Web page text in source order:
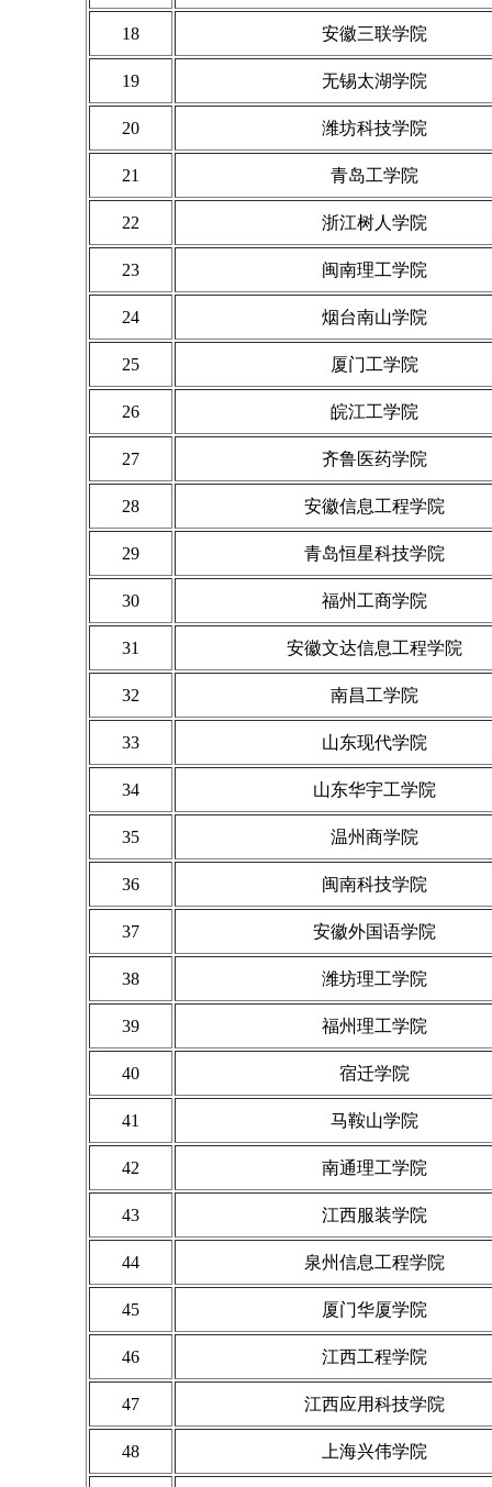
18 安徽三联学院
19 无锡太湖学院
20 潍坊科技学院
21 青岛工学院
22 浙江树人学院
23 闽南理工学院
24 烟台南山学院
25 厦门工学院
26 皖江工学院
27 齐鲁医药学院
28 安徽信息工程学院
29 青岛恒星科技学院
30 福州工商学院
31 安徽文达信息工程学院
32 南昌工学院
33 山东现代学院
34 山东华宇工学院
35 温州商学院
36 闽南科技学院
37 安徽外国语学院
38 潍坊理工学院
39 福州理工学院
40 宿迁学院
41 马鞍山学院
42 南通理工学院
43 江西服装学院
44 泉州信息工程学院
45 厦门华厦学院
46 江西工程学院
47 江西应用科技学院
48 上海兴伟学院